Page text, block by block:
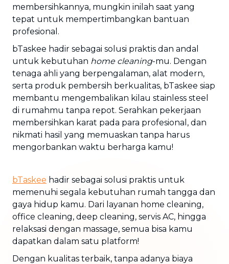
membersihkannya, mungkin inilah saat yang
tepat untuk mempertimbangkan bantuan
profesional.
bTaskee hadir sebagai solusi praktis dan andal
untuk kebutuhan home cleaning-mu. Dengan
tenaga ahli yang berpengalaman, alat modern,
serta produk pembersih berkualitas, bTaskee siap
membantu mengembalikan kilau stainless steel
di rumahmu tanpa repot. Serahkan pekerjaan
membersihkan karat pada para profesional, dan
nikmati hasil yang memuaskan tanpa harus
mengorbankan waktu berharga kamu!
bTaskee hadir sebagai solusi praktis untuk
memenuhi segala kebutuhan rumah tangga dan
gaya hidup kamu. Dari layanan home cleaning,
office cleaning, deep cleaning, servis AC, hingga
relaksasi dengan massage, semua bisa kamu
dapatkan dalam satu platform!
Dengan kualitas terbaik, tanpa adanya biaya